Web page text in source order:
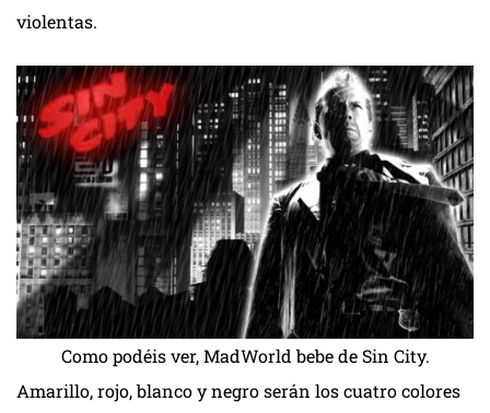
violentas.
Como podéis ver, MadWorld bebe de Sin City.
Amarillo, rojo, blanco y negro serán los cuatro colores